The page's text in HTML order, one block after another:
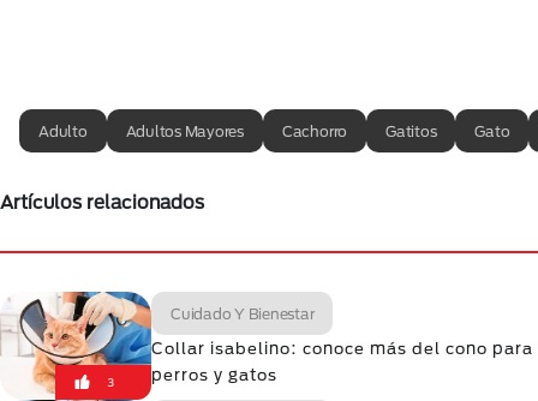
Adulto Adultos Mayores Cachorro Gatitos Gato
Artículos relacionados
3
Cuidado Y Bienestar
Collar isabelino: conoce más del cono para
perros y gatos